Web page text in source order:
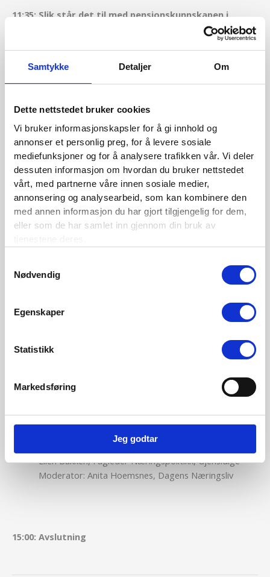
Samtykke Detaljer Om
Dette nettstedet bruker cookies
Vi bruker informasjonskapsler for å gi innhold og
annonser et personlig preg, for å levere sosiale
mediefunksjoner og for å analysere trafikken vår. Vi deler
dessuten informasjon om hvordan du bruker nettstedet
vårt, med partnerne våre innen sosiale medier,
annonsering og analysearbeid, som kan kombinere den
med annen informasjon du har gjort tilgjengelig for dem,
eller som de har samlet inn gjennom din bruk av
Nødvendig
Egenskaper
Statistikk
Markedsføring
Jeg godtar
11:35: Slik står det til med pensjonskunnskapen i
Trond Tørstad, Daglig leder, Norsk Pensjon
12:05:Lunsj
13:05:
Et bærekraftig arbeidsliv. Hva kan vi lese av
Ulf Andersen, statistikksjef, NAV
13:35:Utdeling av Forsikringsprisen for 2025
v/styreleder Torgeir Juliussen Finne
13:40:Et bærekraftig arbeidsliv. Hva viser
forskningen?
14:10:Pause
bærekraftig arbeidsliv? -paneldebatt
evnen til å levere viktige velferdstjenester. Samtidig
står mange utenfor arbeidslivet. Hvordan kan vi
tilrettelegger vi for at sykmeldte og uføre kan komme
Sonja Skinnarland, Direktør Arbeid, NAV
Ellen Bakken, Fagleder Næringspolitikk, Gjensidige
Moderator: Anita Hoemsnes, Dagens Næringsliv
15:00: Avslutning